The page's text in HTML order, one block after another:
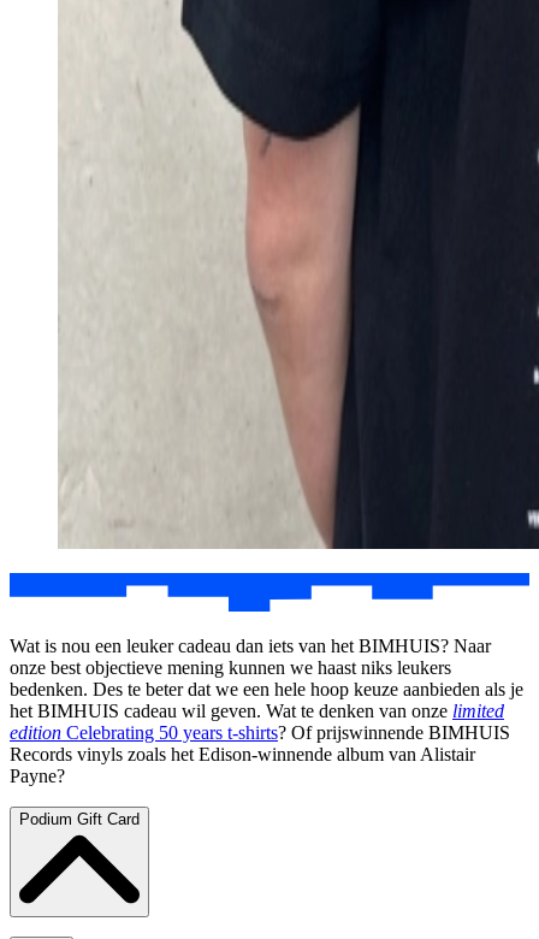
Wat is nou een leuker cadeau dan iets van het BIMHUIS? Naar
onze best objectieve mening kunnen we haast niks leukers
bedenken. Des te beter dat we een hele hoop keuze aanbieden als je
het BIMHUIS cadeau wil geven. Wat te denken van onze limited
edition Celebrating 50 years t-shirts? Of prijswinnende BIMHUIS
Records vinyls zoals het Edison-winnende album van Alistair
Payne?
Podium Gift Card